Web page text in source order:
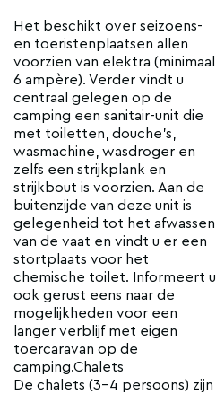
Het beschikt over seizoens-
en toeristenplaatsen allen
voorzien van elektra (minimaal
6 ampère). Verder vindt u
centraal gelegen op de
camping een sanitair-unit die
met toiletten, douche's,
wasmachine, wasdroger en
zelfs een strijkplank en
strijkbout is voorzien. Aan de
buitenzijde van deze unit is
gelegenheid tot het afwassen
van de vaat en vindt u er een
stortplaats voor het
chemische toilet. Informeert u
ook gerust eens naar de
mogelijkheden voor een
langer verblijf met eigen
toercaravan op de
camping.Chalets
De chalets (3-4 persoons) zijn